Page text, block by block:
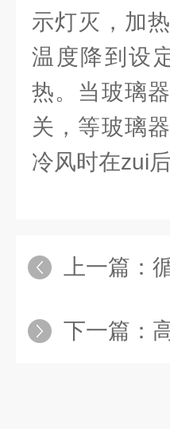
示灯灭，加
温度降到设
热。当玻璃
关，等玻璃
冷风时在zui
上一篇：
下一篇：